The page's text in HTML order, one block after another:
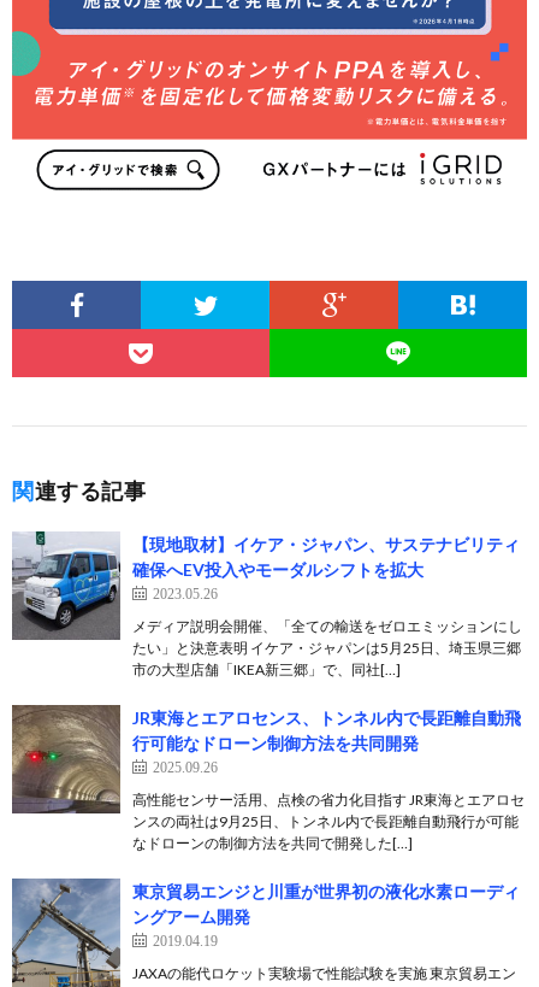
関連する記事
【現地取材】イケア・ジャパン、サステナビリティ
確保へEV投入やモーダルシフトを拡大
2023.05.26
メディア説明会開催、「全ての輸送をゼロエミッションにし
たい」と決意表明 イケア・ジャパンは5月25日、埼玉県三郷
市の大型店舗「IKEA新三郷」で、同社[…]
JR東海とエアロセンス、トンネル内で長距離自動飛
行可能なドローン制御方法を共同開発
2025.09.26
高性能センサー活用、点検の省力化目指す JR東海とエアロセ
ンスの両社は9月25日、トンネル内で長距離自動飛行が可能
なドローンの制御方法を共同で開発した[…]
東京貿易エンジと川重が世界初の液化水素ローディ
ングアーム開発
2019.04.19
JAXAの能代ロケット実験場で性能試験を実施 東京貿易エン